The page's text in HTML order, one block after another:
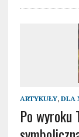
ARTYKUŁY, DLA
Po wyroku